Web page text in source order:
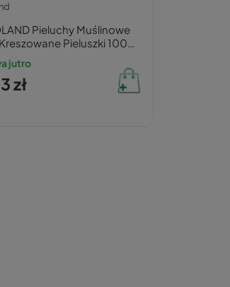
Pieluchy Muślinowe
Pieluszki 100%
3 Pak
jutro
zł